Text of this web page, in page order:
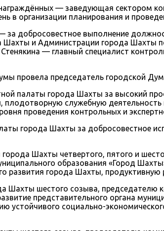
— заведующая сектором
в организации планирования и
добросовестное выполнение
Шахты и Администрации города
— главный специалист
провела председатель городской
палаты города Шахты за высокий
служебную
проведения контрольных и
города Шахты за добросовестное
Шахты четвертого, пятого и
образования «Город
развития города Шахты, продуктивную
шестого созыва, председателю
представительного органа
устойчивого социально-